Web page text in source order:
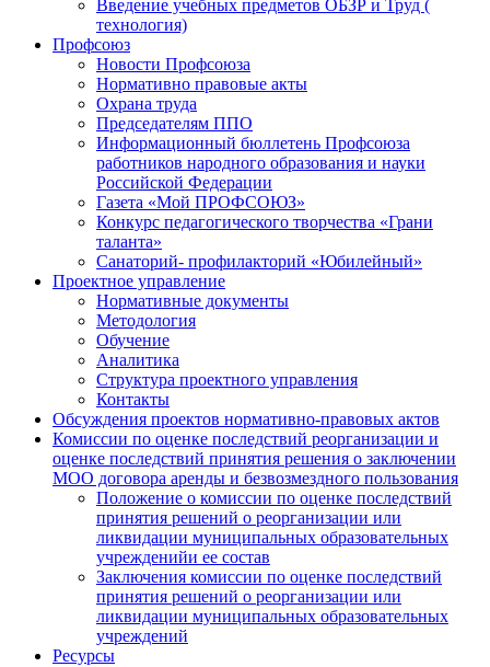
Введение учебных предметов ОБЗР и Труд (
технология)
Профсоюз
Новости Профсоюза
Нормативно правовые акты
Охрана труда
Председателям ППО
Информационный бюллетень Профсоюза
работников народного образования и науки
Российской Федерации
Газета «Мой ПРОФСОЮЗ»
Конкурс педагогического творчества «Грани
таланта»
Санаторий- профилакторий «Юбилейный»
Проектное управление
Нормативные документы
Методология
Обучение
Аналитика
Структура проектного управления
Контакты
Обсуждения проектов нормативно-правовых актов
Комиссии по оценке последствий реорганизации и
оценке последствий принятия решения о заключении
МОО договора аренды и безвозмездного пользования
Положение о комиссии по оценке последствий
принятия решений о реорганизации или
ликвидации муниципальных образовательных
учрежденийи ее состав
Заключения комиссии по оценке последствий
принятия решений о реорганизации или
ликвидации муниципальных образовательных
учреждений
Ресурсы